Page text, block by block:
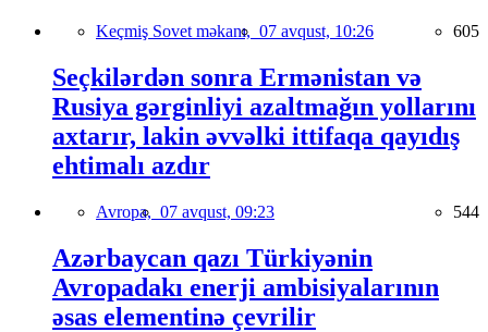
Keçmiş Sovet məkanı, 07 avqust, 10:26 605
Seçkilərdən sonra Ermənistan və
Rusiya gərginliyi azaltmağın yollarını
axtarır, lakin əvvəlki ittifaqa qayıdış
ehtimalı azdır
Avropa, 07 avqust, 09:23 544
Azərbaycan qazı Türkiyənin
Avropadakı enerji ambisiyalarının
əsas elementinə çevrilir